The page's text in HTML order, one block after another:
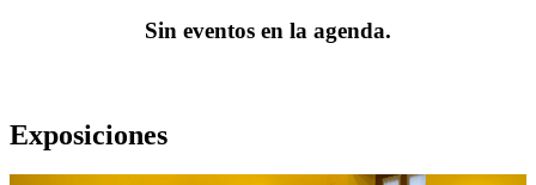
Sin eventos en la agenda.
Exposiciones